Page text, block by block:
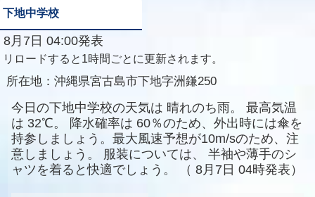
下地中学校
8月7日 04:00発表
リロードすると1時間ごとに更新されます。
所在地： 沖縄県宮古島市下地字洲鎌250
今日の下地中学校の天気は 晴れのち雨。
最高気温
は 32℃。 降水確率は 60％のため、外出時には傘を
持参しましょう。最大風速予想が10m/sのため、注
意しましょう。
服装については、
半袖や薄手のシ
ャツを着ると快適でしょう。
（ 8月7日 04時発表）